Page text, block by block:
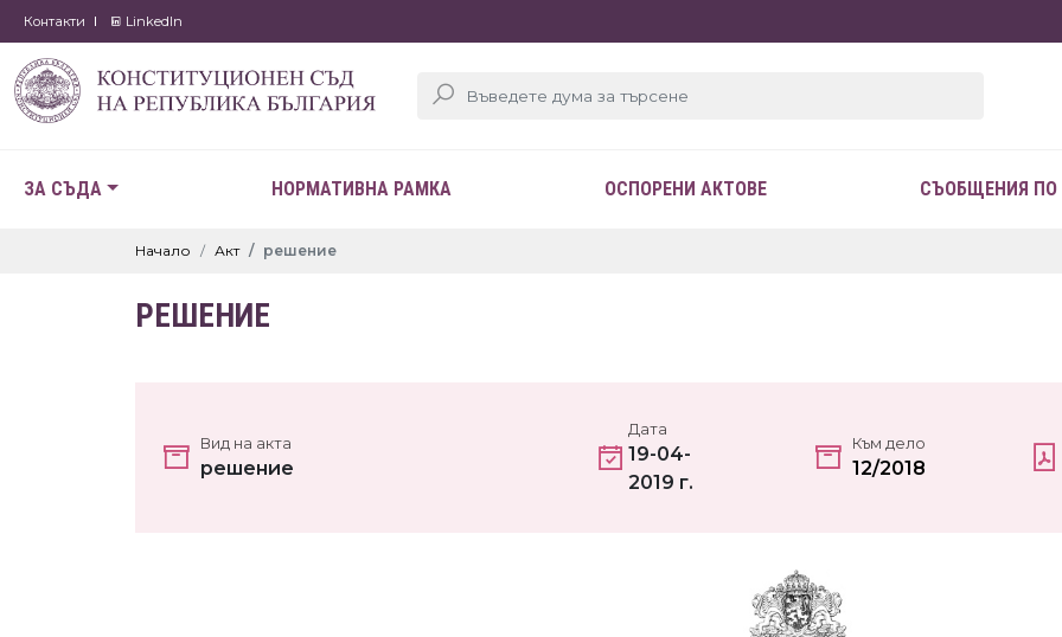
Контакти LinkedIn
ЗА СЪДА НОРМАТИВНА РАМКА ОСПОРЕНИ АКТОВЕ СЪОБЩЕНИЯ
Начало Акт решение
РЕШЕНИЕ
Вид на акта
решение
Дата
19-04-
2019 г.
Към дело
12/2018